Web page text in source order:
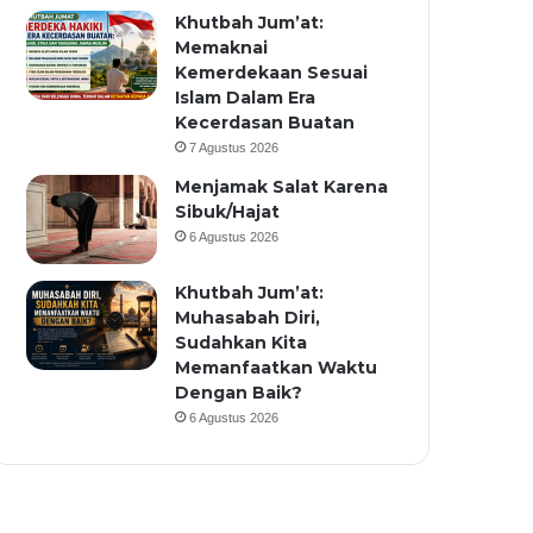
Khutbah Jum’at:
Memaknai
Kemerdekaan Sesuai
Islam Dalam Era
Kecerdasan Buatan
7 Agustus 2026
Menjamak Salat Karena
Sibuk/Hajat
6 Agustus 2026
Khutbah Jum’at:
Muhasabah Diri,
Sudahkan Kita
Memanfaatkan Waktu
Dengan Baik?
6 Agustus 2026